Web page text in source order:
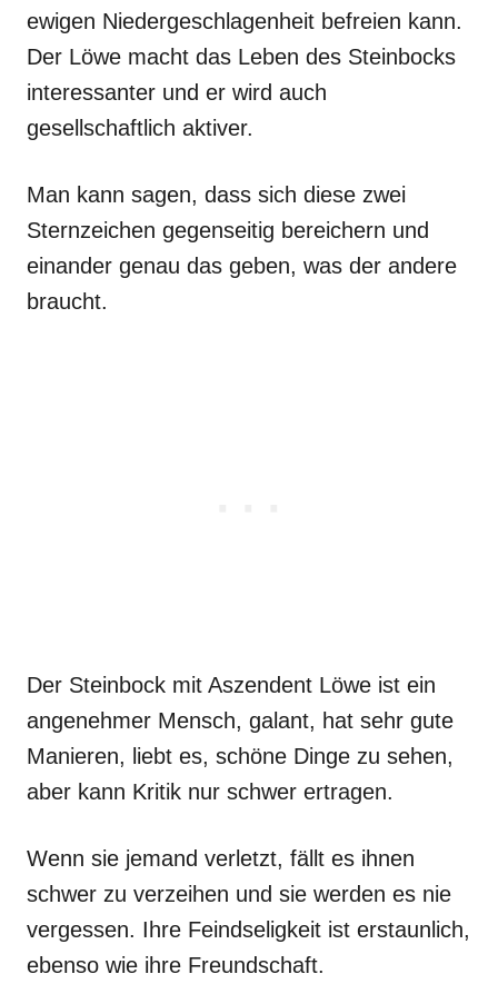
ewigen Niedergeschlagenheit befreien kann.
Der Löwe macht das Leben des Steinbocks
interessanter und er wird auch
gesellschaftlich aktiver.
Man kann sagen, dass sich diese zwei
Sternzeichen gegenseitig bereichern und
einander genau das geben, was der andere
braucht.
Der Steinbock mit Aszendent Löwe ist ein
angenehmer Mensch, galant, hat sehr gute
Manieren, liebt es, schöne Dinge zu sehen,
aber kann Kritik nur schwer ertragen.
Wenn sie jemand verletzt, fällt es ihnen
schwer zu verzeihen und sie werden es nie
vergessen. Ihre Feindseligkeit ist erstaunlich,
ebenso wie ihre Freundschaft.